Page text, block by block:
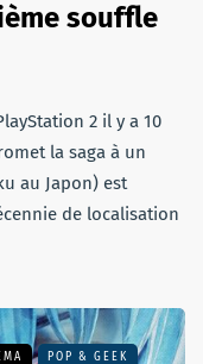
souffle
2 il y a 10
la saga à un
au Japon) est
de localisation
POP & GEEK